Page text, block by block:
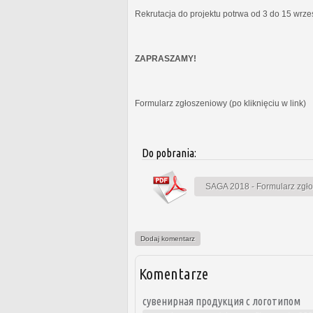
Rekrutacja do projektu potrwa od 3 do 15
ZAPRASZAMY!
Formularz zgłoszeniowy (po kliknięciu w link)
Do pobrania:
SAGA 2018 - Formularz
Dodaj komentarz
Komentarze
сувенирная продукция с логотипом